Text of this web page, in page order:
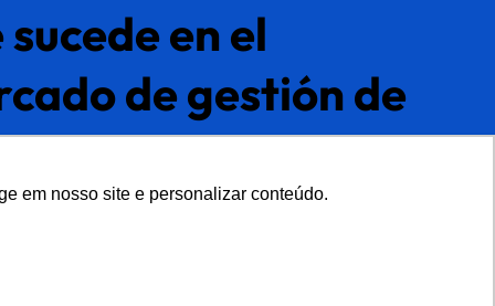
em nosso site e personalizar conteúdo.
em nosso site e personalizar conteúdo.
sucede en el
de gestión de
maestros.